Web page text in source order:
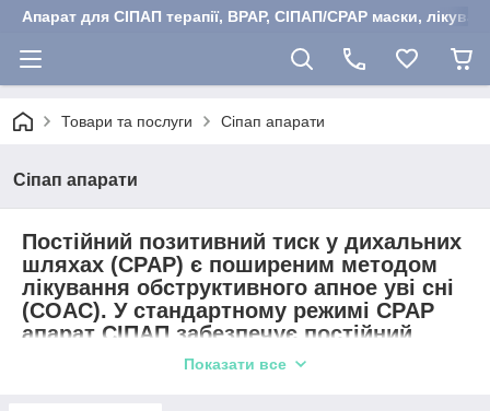
Апарат для СІПАП терапії, BPAP, СІПАП/CPAP маски,
Товари та послуги Сіпап апарати
Сіпап апарати
Постійний позитивний тиск у дихальних
шляхах (CPAP) є поширеним методом
лікування обструктивного апное уві сні
(СОАС). У стандартному режимі CPAP
апарат СІПАП забезпечує постійний,
стійкий потік повітря під тиском у
Показати все